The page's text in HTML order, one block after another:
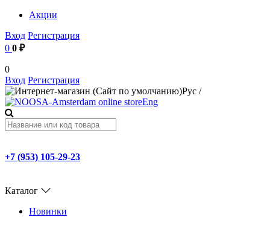
Акции
Вход Регистрация
0 0 ₽
0
Вход Регистрация
Рус /
Eng
+7 (953) 105-29-23
Каталог
Новинки